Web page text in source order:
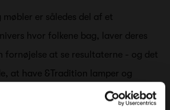
er således del af et
hvor folkene bag, laver deres
fornøjelse at se resultaterne - og det
at have &Tradition lamper og
lamper danner med deres